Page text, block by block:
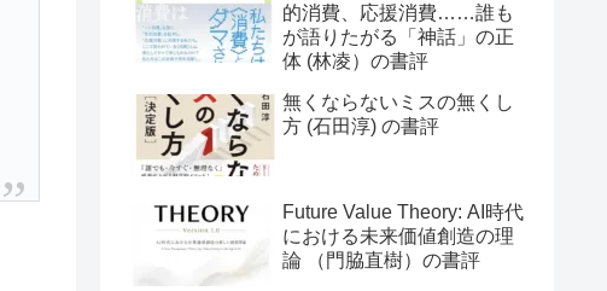
的消費、応援消費……誰も
が語りたがる「神話」の正
体 (林凌）の書評
無くならないミスの無くし
方 (石田淳) の書評
Future Value Theory: AI時代
における未来価値創造の理
論 （門脇直樹）の書評